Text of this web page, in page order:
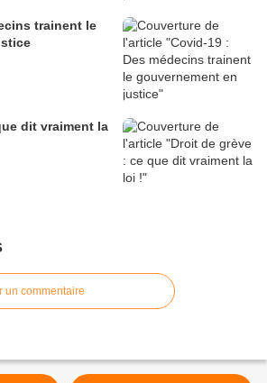
trainent le
dit vraiment la
un commentaire